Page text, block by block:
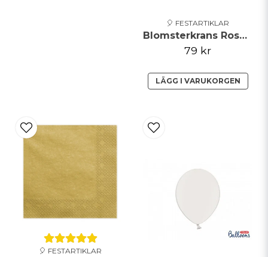
🎈 FESTARTIKLAR
Blomsterkrans Rosa/Vit 17cm
79 kr
LÄGG I VARUKORGEN
🎈 FESTARTIKLAR